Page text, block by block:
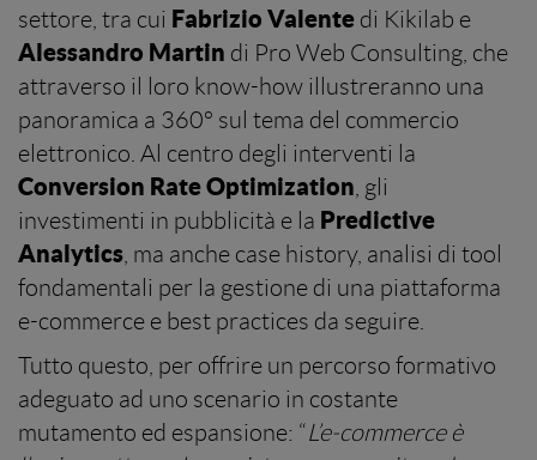
settore, tra cui Fabrizio Valente di Kikilab e
Alessandro Martin di Pro Web Consulting, che
attraverso il loro know-how illustreranno una
panoramica a 360° sul tema del commercio
elettronico. Al centro degli interventi la
Conversion Rate Optimization , gli
investimenti in pubblicità e la Predictive
Analytics , ma anche case history, analisi di tool
fondamentali per la gestione di una piattaforma
e-commerce e best practices da seguire.
Tutto questo, per offrire un percorso formativo
adeguato ad uno scenario in costante
mutamento ed espansione: “L’e-commerce è